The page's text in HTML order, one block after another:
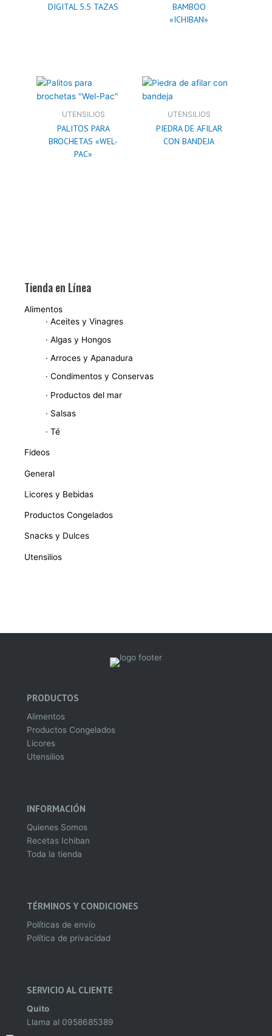
Tienda en Línea
Alimentos
· Aceites y Vinagres
· Algas y Hongos
· Arroces y Apanadura
· Condimentos y Conservas
· Productos del mar
· Salsas
· Té
Fideos
General
Licores y Bebidas
Productos Congelados
Snacks y Dulces
Utensilios
DIGITAL 5.5 TAZAS
BAMBOO
«ICHIBAN»
UTENSILIOS
PALITOS PARA
BROCHETAS «WEL-
PAC»
UTENSILIOS
PIEDRA DE AFILAR
CON BANDEJA
PRODUCTOS
Alimentos
Productos Congelados
Licores
Utensilios
INFORMACIÓN
Quienes Somos
Recetas Ichiban
Toda la tienda
TÉRMINOS Y CONDICIONES
Políticas de envío
Política de privacidad
SERVICIO AL CLIENTE
Quito
Llama al 0958685389